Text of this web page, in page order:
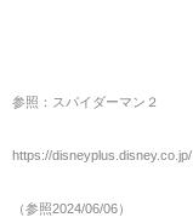
参照：スパイダーマン２
https://disneyplus.disney.co.jp/
（参照2024/06/06）